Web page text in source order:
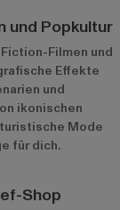
und Popkultur
Filmen und
Effekte
und
ikonischen
Mode
für dich.
Shop